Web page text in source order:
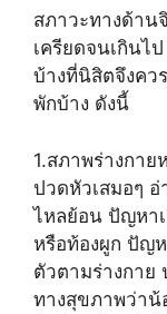
สภาวะทางด้าน
เครียดจนเกินไ
บ้างที่นิสิตจึงคว
พักบ้าง ดังนี้
1.สภาพร่างกาย
ปวดหัวเสมอๆ
ไหลย้อน ปัญหา
หรือท้องผูก ปัญห
ตัวตามร่างกาย
ทางสุขภาพว่าน้